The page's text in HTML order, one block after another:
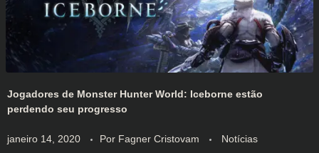
Jogadores de Monster Hunter World: Iceborne estão
perdendo seu progresso
janeiro 14, 2020 Por Fagner Cristovam Notícias